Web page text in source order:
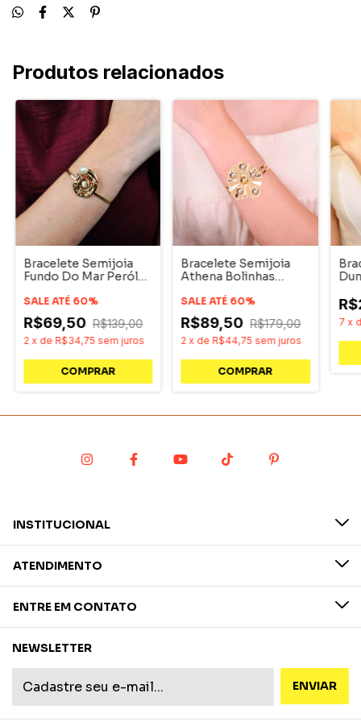
Produtos relacionados
Bracelete Semijoia
Fundo Do Mar Peróla
SALE ATÉ 60%
R$69,50 R$139,00
2 x de R$34,75 sem juros
Bracelete Semijoia
Athena Bolinhas
SALE ATÉ 60%
R$89,50 R$179,00
2 x de R$44,75 sem juros
7 x
INSTITUCIONAL
ATENDIMENTO
ENTRE EM CONTATO
NEWSLETTER